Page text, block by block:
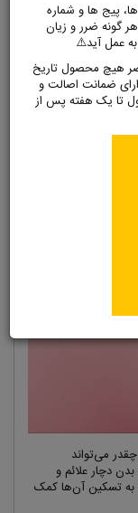
پیج ها و شماره
هر گونه ضرر و زیان
عمل آید⚠️
هیچ محصول تاریخ
ضمانت اصالت و
تا یک هفته پس از
مشاهده کل مجله
باشد؟
می‌تواند
دچار علائم و
به تسکین آن‌ها کمک